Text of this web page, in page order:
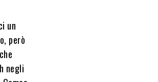
un
però
negli